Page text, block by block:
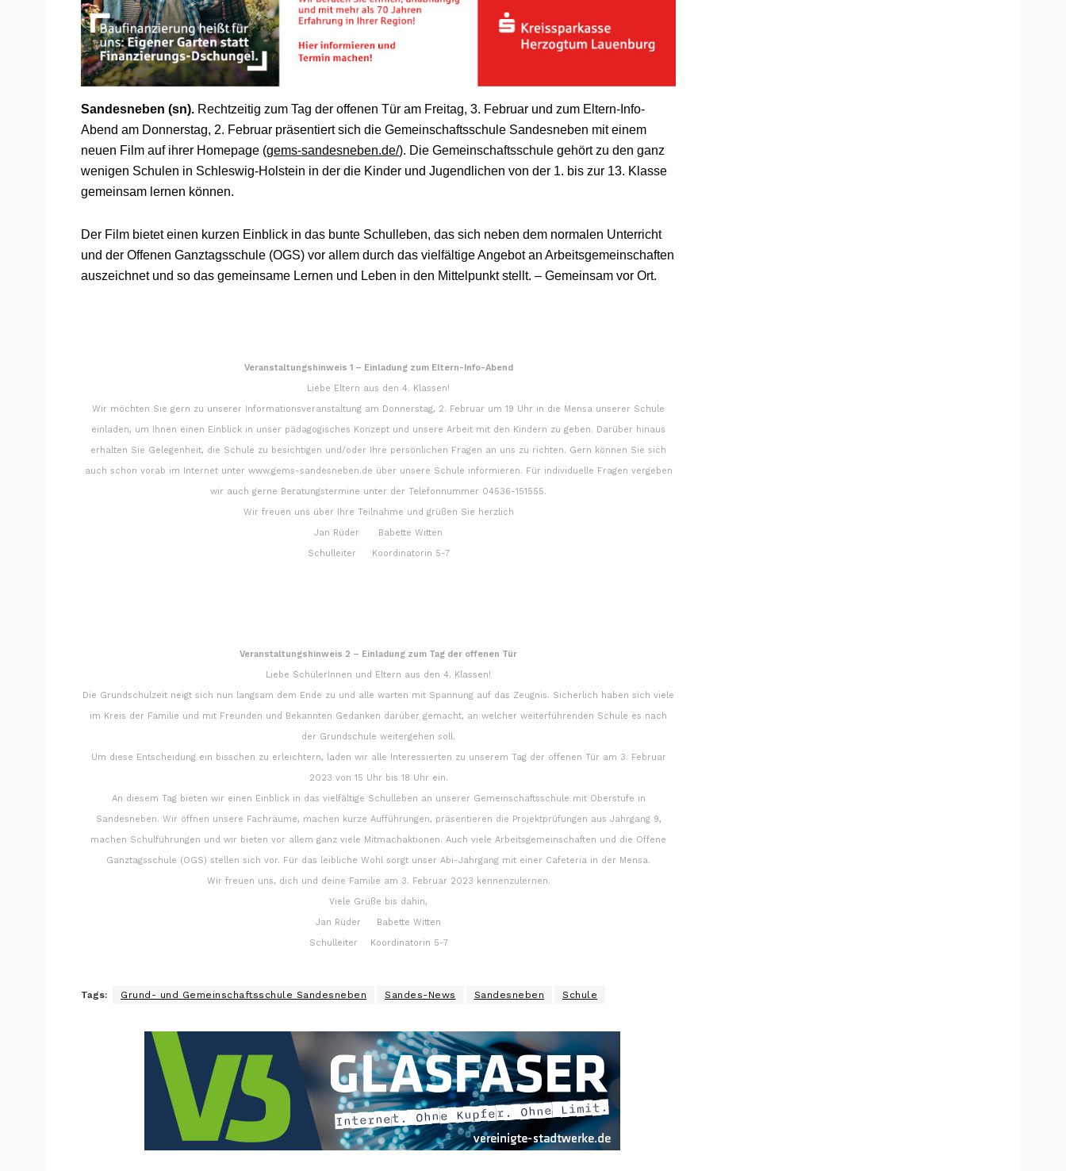
Sandesneben (sn). Rechtzeitig zum Tag der offenen Tür am Freitag, 3. Februar und zum Eltern-Info-
Abend am Donnerstag, 2. Februar präsentiert sich die Gemeinschaftsschule Sandesneben mit einem
neuen Film auf ihrer Homepage (gems-sandesneben.de/). Die Gemeinschaftsschule gehört zu den ganz
wenigen Schulen in Schleswig-Holstein in der die Kinder und Jugendlichen von der 1. bis zur 13. Klasse
gemeinsam lernen können.
Der Film bietet einen kurzen Einblick in das bunte Schulleben, das sich neben dem normalen Unterricht
und der Offenen Ganztagsschule (OGS) vor allem durch das vielfältige Angebot an Arbeitsgemeinschaften
auszeichnet und so das gemeinsame Lernen und Leben in den Mittelpunkt stellt. – Gemeinsam vor Ort.
Veranstaltungshinweis 1 – Einladung zum Eltern-Info-Abend
Liebe Eltern aus den 4. Klassen!
Wir möchten Sie gern zu unserer Informationsveranstaltung am Donnerstag, 2. Februar um 19 Uhr in die Mensa unserer Schule
einladen, um Ihnen einen Einblick in unser pädagogisches Konzept und unsere Arbeit mit den Kindern zu geben. Darüber hinaus
erhalten Sie Gelegenheit, die Schule zu besichtigen und/oder Ihre persönlichen Fragen an uns zu richten. Gern können Sie sich
auch schon vorab im Internet unter www.gems-sandesneben.de über unsere Schule informieren. Für individuelle Fragen vergeben
wir auch gerne Beratungstermine unter der Telefonnummer 04536-151555.
Wir freuen uns über Ihre Teilnahme und grüßen Sie herzlich
Jan Rüder Babette Witten
Schulleiter Koordinatorin 5-7
Veranstaltungshinweis 2 – Einladung zum Tag der offenen Tür
Liebe SchülerInnen und Eltern aus den 4. Klassen!
Die Grundschulzeit neigt sich nun langsam dem Ende zu und alle warten mit Spannung auf das Zeugnis. Sicherlich haben sich viele
im Kreis der Familie und mit Freunden und Bekannten Gedanken darüber gemacht, an welcher weiterführenden Schule es nach
der Grundschule weitergehen soll.
Um diese Entscheidung ein bisschen zu erleichtern, laden wir alle Interessierten zu unserem Tag der offenen Tür am 3. Februar
2023 von 15 Uhr bis 18 Uhr ein.
An diesem Tag bieten wir einen Einblick in das vielfältige Schulleben an unserer Gemeinschaftsschule mit Oberstufe in
Sandesneben. Wir öffnen unsere Fachräume, machen kurze Aufführungen, präsentieren die Projektprüfungen aus Jahrgang 9,
machen Schulführungen und wir bieten vor allem ganz viele Mitmachaktionen. Auch viele Arbeitsgemeinschaften und die Offene
Ganztagsschule (OGS) stellen sich vor. Für das leibliche Wohl sorgt unser Abi-Jahrgang mit einer Cafeteria in der Mensa.
Wir freuen uns, dich und deine Familie am 3. Februar 2023 kennenzulernen.
Viele Grüße bis dahin,
Jan Rüder Babette Witten
Schulleiter Koordinatorin 5-7
Tags: Grund- und Gemeinschaftsschule Sandesneben Sandes-News Sandesneben Schule